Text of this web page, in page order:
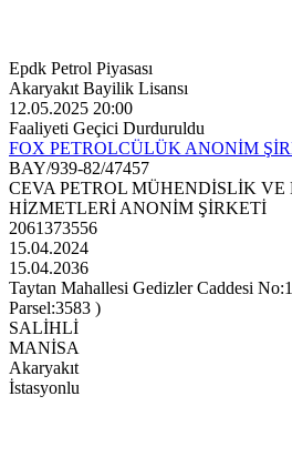
Epdk Petrol Piyasası
Akaryakıt Bayilik Lisansı
12.05.2025 20:00
Faaliyeti Geçici Durduruldu
FOX PETROLCÜLÜK ANONİM
BAY/939-82/47457
CEVA PETROL MÜHENDİSLİK
HİZMETLERİ ANONİM ŞİRKETİ
2061373556
15.04.2024
15.04.2036
Taytan Mahallesi Gedizler Caddesi
Parsel:3583 )
SALİHLİ
MANİSA
Akaryakıt
İstasyonlu